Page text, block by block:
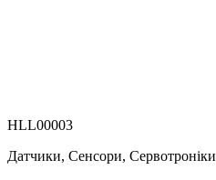
HLL00003
Датчики, Сенсори, Сервотроніки